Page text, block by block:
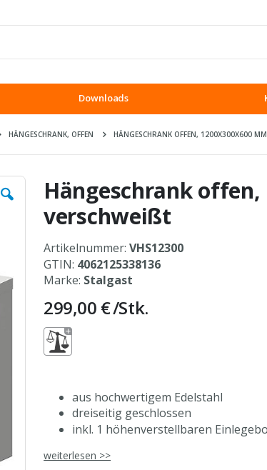
Downloads
HÄNGESCHRANK, OFFEN HÄNGESCHRANK OFFEN, 1200X300X600 MM,
Hängeschrank offen,
verschweißt
Artikelnummer:VHS12300
GTIN: 4062125338136
Marke: Stalgast
299,00 €/Stk.
aus hochwertigem Edelstahl
dreiseitig geschlossen
inkl. 1 höhenverstellbaren
aus eigener,
weiterlesen >>